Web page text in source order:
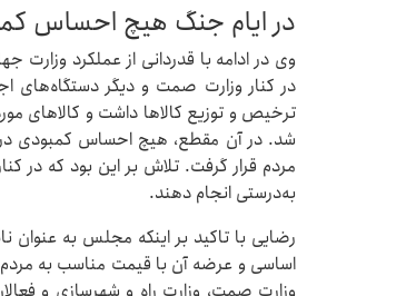
در ایام جنگ هیچ احساس
وی در ادامه با قدردانی از عملکرد وزارت
در کنار وزارت صمت و دیگر دستگاه‌های
ترخیص و توزیع کالاها داشت و کالاهای
شد. در آن مقطع، هیچ احساس کمبودی در
مردم قرار گرفت. تلاش بر این بود که در
به‌درستی انجام دهند.
رضایی با تاکید بر اینکه مجلس به عنوان
اساسی و عرضه آن با قیمت مناسب به مردم